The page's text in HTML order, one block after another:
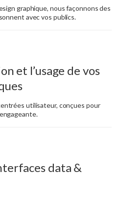
graphique, nous façonnons des
avec vos publics.
et l’usage de vos
utilisateur, conçues pour
data &